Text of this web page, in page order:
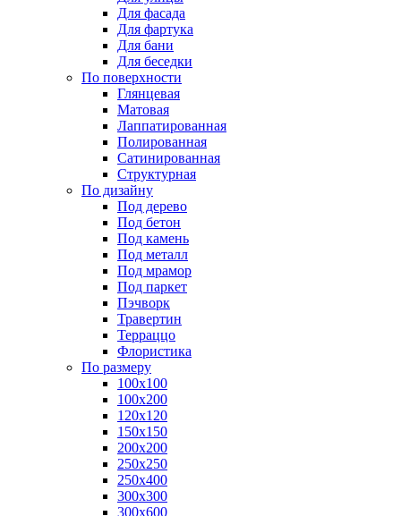
Для фасада
Для фартука
Для бани
Для беседки
По поверхности
Глянцевая
Матовая
Лаппатированная
Полированная
Сатинированная
Структурная
По дизайну
Под дерево
Под бетон
Под камень
Под металл
Под мрамор
Под паркет
Пэчворк
Травертин
Терраццо
Флористика
По размеру
100х100
100х200
120х120
150х150
200х200
250х250
250х400
300х300
300х600